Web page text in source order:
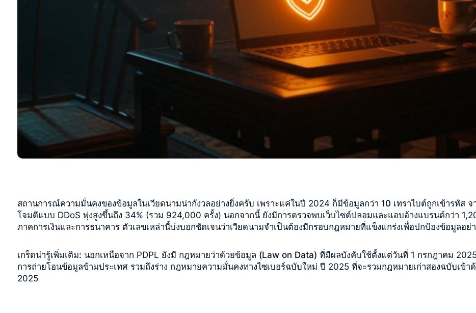
สถานการณ์ความมั่นคงของข้อมูลในเวียดนามน่ากังวลอย่างยิ่งครับ เพราะแค่ในปี 2024 ก็มีข้อมูลกว่า 10 เทราไบต์ถูกเข้ารหัสจ
โจมตีแบบ DDoS พุ่งสูงขึ้นถึง 34% (รวม 924,000 ครั้ง) นอกจากนี้ ยังมีการตรวจพบเว็บไซต์ปลอมและแอบอ้างแบรนด์กว่า
ภาคการเงินและการธนาคารตัวเลขเหล่านี้บ่งบอกชัดเจนว่าเวียดนามจำเป็นต้องมีกรอบกฎหมายที่แข็งแกร่งเพื่อปกป้องข้อมูลอย่า
เกร็ดน่ารู้เพิ่มเติม: นอกเหนือจาก PDPL ยังมี กฎหมายว่าด้วยข้อมูล (Law on Data) ที่มีผลบังคับใช้ตั้งแต่วันที่ 1 กรกฎาคม
การถ่ายโอนข้อมูลข้ามประเทศ รวมถึงร่าง กฎหมายความมั่นคงทางไซเบอร์ฉบับใหม่ ปี 2025 ที่จะรวมกฎหมายเก่าสองฉบับเข้
2025